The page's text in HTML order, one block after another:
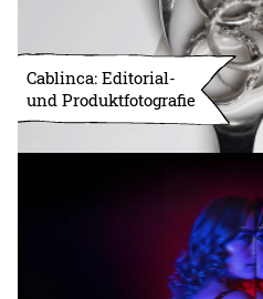
Cablinca: Editorial-
und Produktfotografie